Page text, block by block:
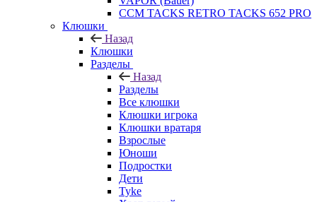
CCM TACKS RETRO TACKS 652 PRO
Клюшки
Назад
Клюшки
Разделы
Назад
Разделы
Все клюшки
Клюшки игрока
Клюшки вратаря
Взрослые
Юноши
Подростки
Дети
Tyke